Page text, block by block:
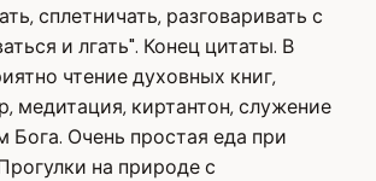
сплетничать, разговаривать с
и лгать". Конец цитаты. В
чтение духовных книг,
медитация, киртантон, служение
Бога. Очень простая еда при
на природе с